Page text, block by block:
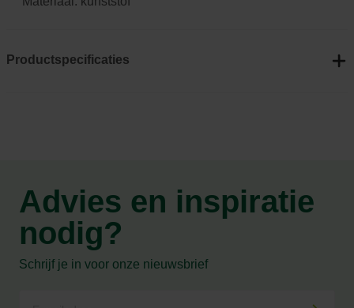
Productspecificaties
Advies en inspiratie
nodig?
Schrijf je in voor onze nieuwsbrief